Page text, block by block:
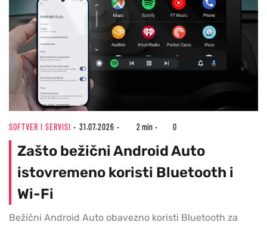
SOFTVER I SERVISI 31.07.2026 2 min 0
Zašto bežični Android Auto
istovremeno koristi Bluetooth i
Wi-Fi
Bežični Android Auto obavezno koristi Bluetooth za